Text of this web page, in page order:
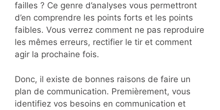
failles ? Ce genre d’analyses vous permettront
d’en comprendre les points forts et les points
faibles. Vous verrez comment ne pas reproduire
les mêmes erreurs, rectifier le tir et comment
agir la prochaine fois.
Donc, il existe de bonnes raisons de faire un
plan de communication. Premièrement, vous
identifiez vos besoins en communication et